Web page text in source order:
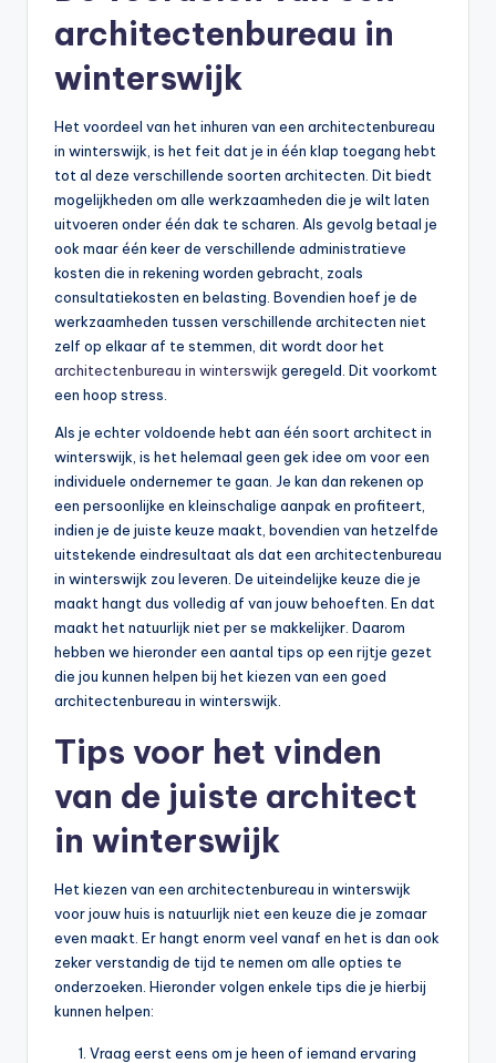
architectenbureau in
winterswijk
Het voordeel van het inhuren van een architectenbureau
in winterswijk, is het feit dat je in één klap toegang hebt
tot al deze verschillende soorten architecten. Dit biedt
mogelijkheden om alle werkzaamheden die je wilt laten
uitvoeren onder één dak te scharen. Als gevolg betaal je
ook maar één keer de verschillende administratieve
kosten die in rekening worden gebracht, zoals
consultatiekosten en belasting. Bovendien hoef je de
werkzaamheden tussen verschillende architecten niet
zelf op elkaar af te stemmen, dit wordt door het
architectenbureau in winterswijk geregeld. Dit voorkomt
een hoop stress.
Als je echter voldoende hebt aan één soort architect in
winterswijk, is het helemaal geen gek idee om voor een
individuele ondernemer te gaan. Je kan dan rekenen op
een persoonlijke en kleinschalige aanpak en profiteert,
indien je de juiste keuze maakt, bovendien van hetzelfde
uitstekende eindresultaat als dat een architectenbureau
in winterswijk zou leveren. De uiteindelijke keuze die je
maakt hangt dus volledig af van jouw behoeften. En dat
maakt het natuurlijk niet per se makkelijker. Daarom
hebben we hieronder een aantal tips op een rijtje gezet
die jou kunnen helpen bij het kiezen van een goed
architectenbureau in winterswijk.
Tips voor het vinden
van de juiste architect
in winterswijk
Het kiezen van een architectenbureau in winterswijk
voor jouw huis is natuurlijk niet een keuze die je zomaar
even maakt. Er hangt enorm veel vanaf en het is dan ook
zeker verstandig de tijd te nemen om alle opties te
onderzoeken. Hieronder volgen enkele tips die je hierbij
kunnen helpen:
Vraag eerst eens om je heen of iemand ervaring